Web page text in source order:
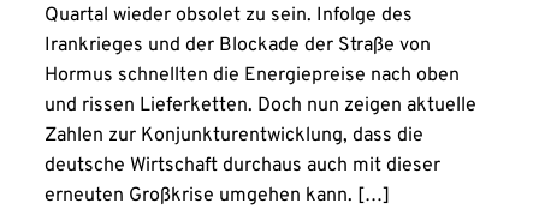
Quartal wieder obsolet zu sein. Infolge des
Irankrieges und der Blockade der Straße von
Hormus schnellten die Energiepreise nach oben
und rissen Lieferketten. Doch nun zeigen aktuelle
Zahlen zur Konjunkturentwicklung, dass die
deutsche Wirtschaft durchaus auch mit dieser
erneuten Großkrise umgehen kann. […]